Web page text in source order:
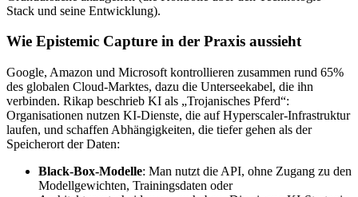
Stack und seine Entwicklung).
Wie Epistemic Capture in der Praxis aussieht
Google, Amazon und Microsoft kontrollieren zusammen rund 65%
des globalen Cloud-Marktes, dazu die Unterseekabel, die ihn
verbinden. Rikap beschrieb KI als „Trojanisches Pferd“:
Organisationen nutzen KI-Dienste, die auf Hyperscaler-Infrastruktur
laufen, und schaffen Abhängigkeiten, die tiefer gehen als der
Speicherort der Daten:
Black-Box-Modelle: Man nutzt die API, ohne Zugang zu den
Modellgewichten, Trainingsdaten oder